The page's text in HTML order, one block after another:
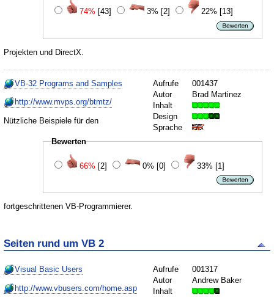
74% [43] 3% [2] 22% [13]
Projekten und DirectX.
Aufrufe
001437
Autor
Brad Martinez
Inhalt
Design
Sprache
Bewerten
66% [2] 0% [0] 33% [1]
VB-32 Programs and Samples
http://www.mvps.org/btmtz/
Nützliche Beispiele für den
fortgeschrittenen VB-Programmierer.
Seiten rund um VB 2
Aufrufe
001317
Autor
Andrew Baker
Inhalt
Visual Basic Users
http://www.vbusers.com/home.asp